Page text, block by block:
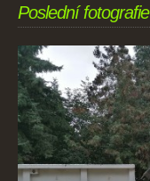
Poslední fotografie